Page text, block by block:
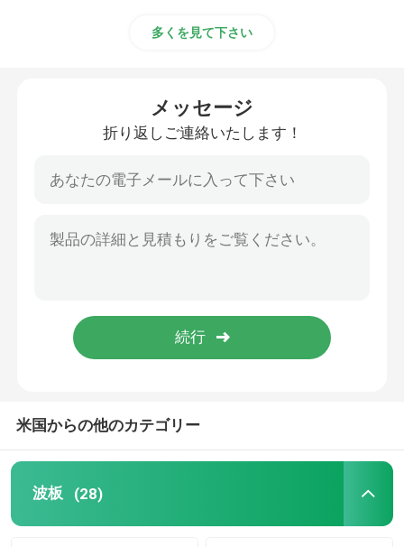
家へ
製品
多くを見て下さい
メッセージ
折り返しご連絡いたします！
米国からの他のカテゴリー
波板 (28)